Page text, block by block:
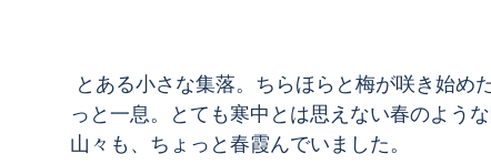
っと一息。とても寒中とは思えない春のよう
山々も、ちょっと春霞んでいました。